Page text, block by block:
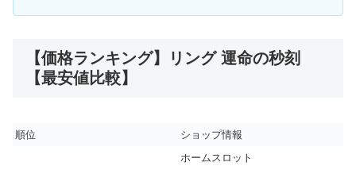
【価格ランキング】リング 運命の秒刻
【最安値比較】
順位 ショップ情報
ホームスロット